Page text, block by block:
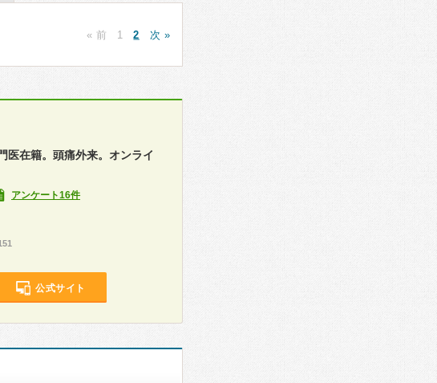
« 前 1 2 次 »
医在籍。頭痛外来。オンライ
アンケート16件
公式サイト